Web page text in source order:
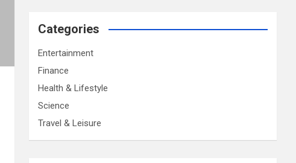
Categories
Entertainment
Finance
Health & Lifestyle
Science
Travel & Leisure